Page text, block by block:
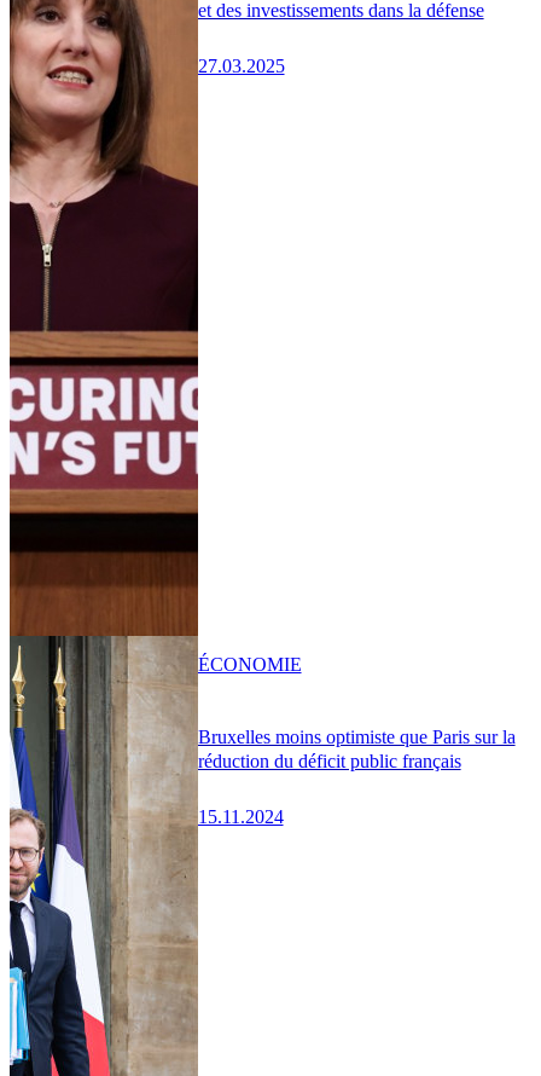
et des investissements dans la défense
27.03.2025
Bruxelles moins optimiste que Paris sur la
réduction du déficit public français
15.11.2024
ÉCONOMIE